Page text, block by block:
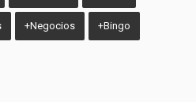
+Negocios +Bingo